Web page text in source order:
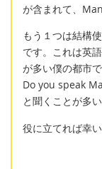
が含まれて、
もう１つは結構
です。これは英
が多い僕の都市
Do you speak
と聞くことが多い
役に立てれば幸い